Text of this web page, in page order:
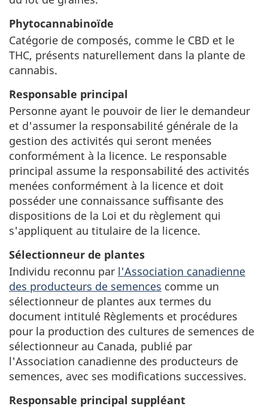
Phytocannabinoïde
Catégorie de composés, comme le CBD et le
THC, présents naturellement dans la plante de
cannabis.
Responsable principal
Personne ayant le pouvoir de lier le demandeur
et d'assumer la responsabilité générale de la
gestion des activités qui seront menées
conformément à la licence. Le responsable
principal assume la responsabilité des activités
menées conformément à la licence et doit
posséder une connaissance suffisante des
dispositions de la Loi et du règlement qui
s'appliquent au titulaire de la licence.
Sélectionneur de plantes
Individu reconnu par l'Association canadienne
des producteurs de semences comme un
sélectionneur de plantes aux termes du
document intitulé Règlements et procédures
pour la production des cultures de semences de
sélectionneur au Canada, publié par
l'Association canadienne des producteurs de
semences, avec ses modifications successives.
Responsable principal suppléant